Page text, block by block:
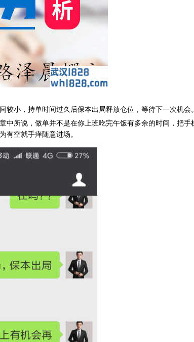
小，持单时间过久后保本出局释放仓位，等待下一次机会。
所说，做单并不是在你上班吃完午饭有多余的时间，把手
有空就手痒随意进场。